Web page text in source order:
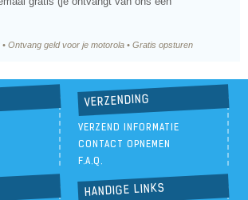
Ontvang geld voor je motorola • Gratis opsturen
VERZENDING
VERZEND INFORMATIE
CONTACT OPNEMEN
F.A.Q.
HANDIGE LINKS